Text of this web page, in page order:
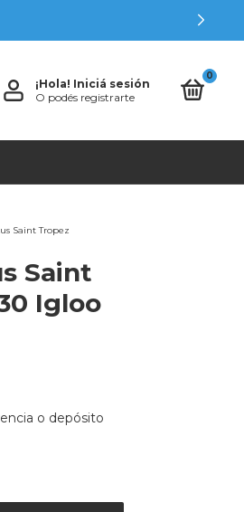
¡Hola! Iniciá sesión
O podés registrarte
0
Saint Tropez
Saint
Igloo
o depósito